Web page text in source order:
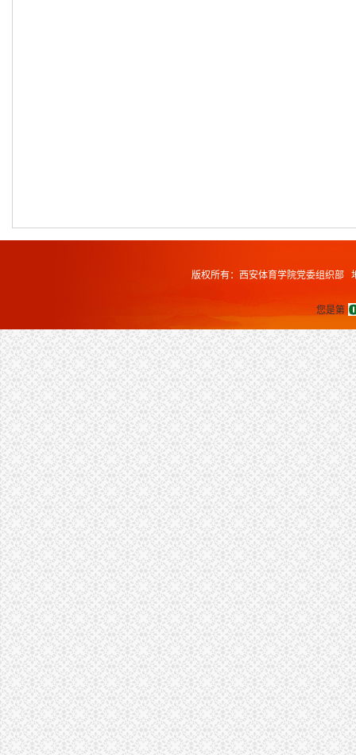
版权所有：西安体育学院党委组织部
您是第